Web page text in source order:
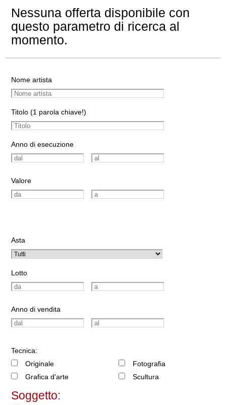
Nessuna offerta disponibile con
questo parametro di ricerca al
momento.
Nome artista
Titolo (1 parola chiave!)
Anno di esecuzione
Valore
Asta
Lotto
Anno di vendita
Tecnica:
Originale
Grafica d'arte
Fotografia
Scultura
Soggetto: